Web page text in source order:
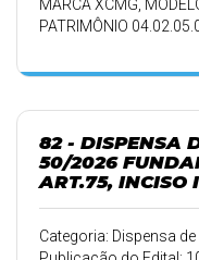
MARCA XCMG,
PATRIMÔNIO
82 - DISPENSA
50/2026
ART.75, INCISO
Categoria: Dispensa